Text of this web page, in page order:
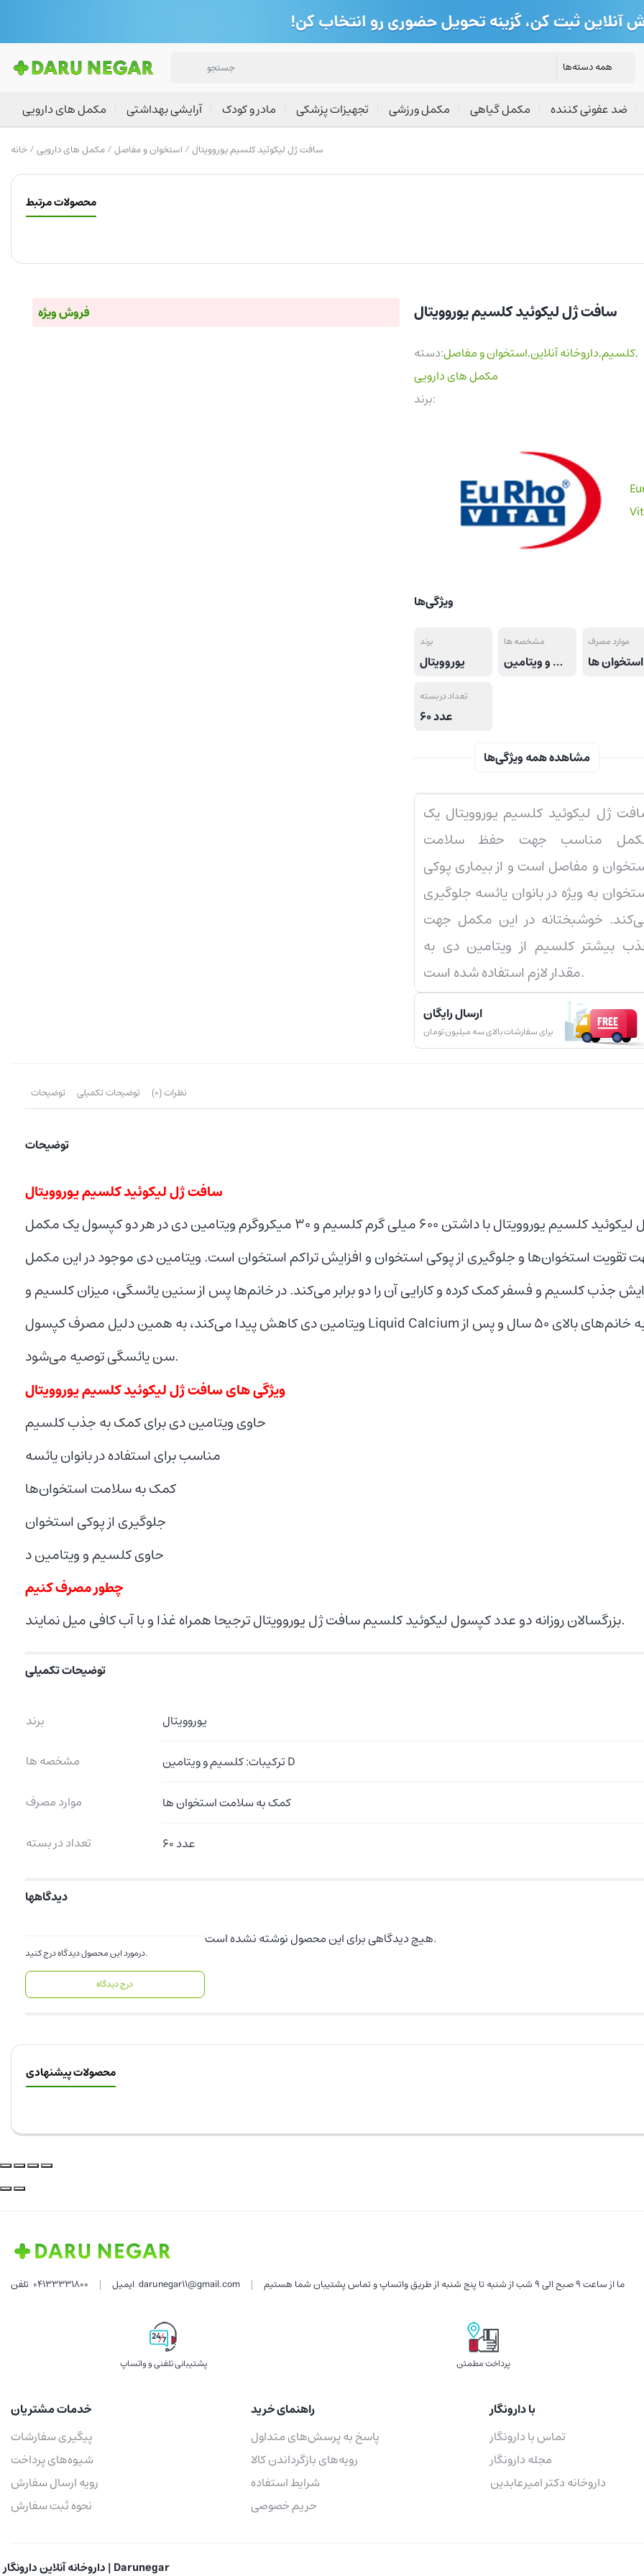
مکمل های دارویی آرایشی بهداشتی مادر و کودک تجهیزات پزشکی مکمل ورزشی مکمل گیاهی ضد عفونی کننده
خانه/مکمل های دارویی/استخوان و مفاصل / سافت ژل لیکوئید کلسیم یوروویتال
محصولات مرتبط
فروش ویژه سافت ژل لیکوئید کلسیم یوروویتال
دسته:استخوان و مفاصل,داروخانه آنلاین,کلسیم,
مکمل های دارویی
برند:
ویژگی‌ها
برند
یوروویتال
مشخصه ها
ترکیبات: کلسیم و ویتامین D
موارد مصرف
تعداد در بسته
60 عدد
مشاهده همه ویژگی‌ها
ژل لیکوئید کلسیم یوروویتال یک
مناسب جهت حفظ سلامت
و مفاصل است و از بیماری پوکی
به ویژه در بانوان یائسه جلوگیری
خوشبختانه در این مکمل جهت
بیشتر کلسیم از ویتامین دی به
مقدار لازم استفاده شده است.
ارسال رایگان
برای سفارشات بالای سه میلیون تومان
توضیحات توضیحات تکمیلی نظرات (0)
توضیحات
سافت ژل لیکوئید کلسیم یوروویتال
سافت ژل لیکوئید کلسیم یوروویتال با داشتن 600 میلی گرم کلسیم و 30 میکروگرم ویتامین دی در هر دو کپسول یک مکمل
استخوان‌ها و جلوگیری از پوکی استخوان و افزایش تراکم استخوان است. ویتامین دی موجود در این مکمل
جذب کلسیم و فسفر کمک کرده و کارایی آن را دو برابر می‌کند. در خانم‌ها پس از سنین یائسگی، میزان کلسیم و
ویتامین دی کاهش پیدا می‌کند، به همین دلیل مصرف کپسول Liquid Calcium یورو ویتال به خانم‌های بالای 50 سال و پس از
سن یائسگی توصیه می‌شود.
ویژگی های سافت ژل لیکوئید کلسیم یوروویتال
حاوی ویتامین دی برای کمک به جذب کلسیم
مناسب برای استفاده در بانوان یائسه
کمک به سلامت استخوان‌ها
جلوگیری از پوکی استخوان
حاوی کلسیم و ویتامین د
چطور مصرف کنیم
بزرگسالان روزانه دو عدد کپسول لیکوئید کلسیم سافت ژل یوروویتال ترجیحا همراه غذا و با آب کافی میل نمایند.
توضیحات تکمیلی
برند
یوروویتال
مشخصه ها
ترکیبات: کلسیم و ویتامین D
موارد مصرف
کمک به سلامت استخوان ها
تعداد در بسته
60 عدد
دیدگاهها
درمورد این محصول دیدگاه درج کنید.
درج دیدگاه
هیچ دیدگاهی برای این محصول نوشته نشده است.
محصولات پیشنهادی
04133331800 darunegar11@gmail.com ما از ساعت 9 صبح الی 9 شب از شنبه تا پنج شنبه از طریق واتساپ و تماس پشتیبان شما هستیم
پشتیبانی تلفنی و واتساپ پرداخت مطمئن
خدمات مشتریان
پیگیری سفارشات
شیوه‌های پرداخت
رویه ارسال سفارش
نحوه ثبت سفارش
راهنمای خرید
پاسخ به پرسش‌های متداول
رویه‌های بازگرداندن کالا
شرایط استفاده
حریم خصوصی
با دارونگار
تماس با دارونگار
مجله دارونگار
داروخانه دکتر امیرعابدین
داروخانه آنلاین دارونگار | Darunegar